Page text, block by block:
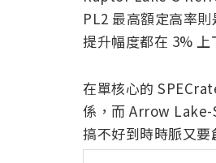
PL2 最高額定高率
提升幅度都在 3%
在單核心的
係，而 Arrow Lake-
搞不好到時時脈又要